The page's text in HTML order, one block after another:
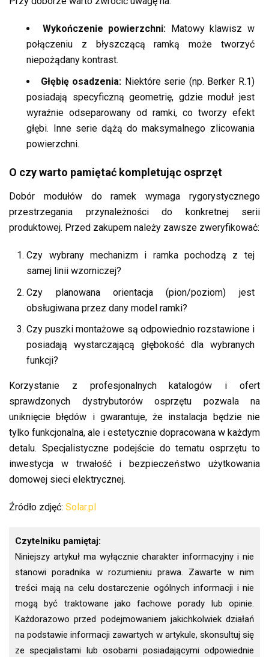
Wykończenie powierzchni: Matowy klawisz w
połączeniu z błyszczącą ramką może tworzyć
niepożądany kontrast.
Głębię osadzenia: Niektóre serie (np. Berker R.1)
posiadają specyficzną geometrię, gdzie moduł jest
wyraźnie odseparowany od ramki, co tworzy efekt
głębi. Inne serie dążą do maksymalnego zlicowania
powierzchni.
O czy warto pamiętać kompletując osprzęt
Dobór modułów do ramek wymaga rygorystycznego
przestrzegania przynależności do konkretnej serii
produktowej. Przed zakupem należy zawsze zweryfikować:
Czy wybrany mechanizm i ramka pochodzą z tej
samej linii wzorniczej?
Czy planowana orientacja (pion/poziom) jest
obsługiwana przez dany model ramki?
Czy puszki montażowe są odpowiednio rozstawione i
posiadają wystarczającą głębokość dla wybranych
funkcji?
Korzystanie z profesjonalnych katalogów i ofert
sprawdzonych dystrybutorów osprzętu pozwala na
uniknięcie błędów i gwarantuje, że instalacja będzie nie
tylko funkcjonalna, ale i estetycznie dopracowana w każdym
detalu. Specjalistyczne podejście do tematu osprzętu to
inwestycja w trwałość i bezpieczeństwo użytkowania
domowej sieci elektrycznej.
Źródło zdjęć: Solar.pl
Czytelniku pamiętaj:
Niniejszy artykuł ma wyłącznie charakter informacyjny i nie
stanowi poradnika w rozumieniu prawa. Zawarte w nim
treści mają na celu dostarczenie ogólnych informacji i nie
mogą być traktowane jako fachowe porady lub opinie.
Każdorazowo przed podejmowaniem jakichkolwiek działań
na podstawie informacji zawartych w artykule, skonsultuj się
ze specjalistami lub osobami posiadającymi odpowiednie